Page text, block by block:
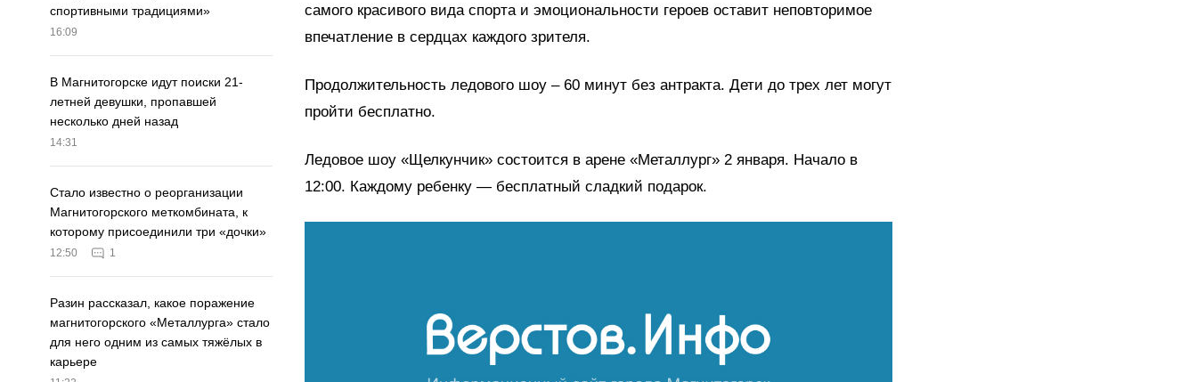
спортивными традициями»
16:09
В Магнитогорске идут поиски 21-
летней девушки, пропавшей
несколько дней назад
14:31
Стало известно о реорганизации
Магнитогорского меткомбината, к
которому присоединили три «дочки»
12:50 1
Разин рассказал, какое поражение
магнитогорского «Металлурга» стало
для него одним из самых тяжёлых в
карьере
самого красивого вида спорта и эмоциональности героев оставит неповторимое
впечатление в сердцах каждого зрителя.
Продолжительность ледового шоу – 60 минут без антракта. Дети до трех лет могут
пройти бесплатно.
Ледовое шоу «Щелкунчик» состоится в арене «Металлург» 2 января. Начало в
12:00. Каждому ребенку — бесплатный сладкий подарок.